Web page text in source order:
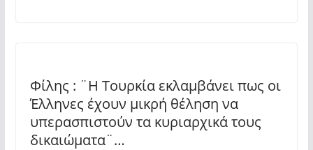
Φίλης : ¨Η Τουρκία εκλαμβάνει πως οι
Έλληνες έχουν μικρή θέληση να
υπερασπιστούν τα κυριαρχικά τους
δικαιώματα¨…